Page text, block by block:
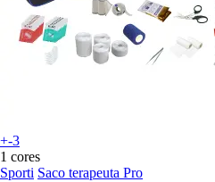
+-3
1 cores
Sporti Saco terapeuta Pro